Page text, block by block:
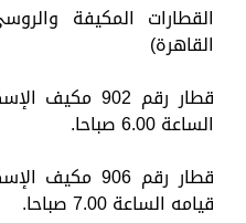
القطارات المكيفة
القاهرة)
قطار رقم 902
الساعة 6.00 صباحا.
قطار رقم 906
قيامه الساعة 7.00 صباحا.